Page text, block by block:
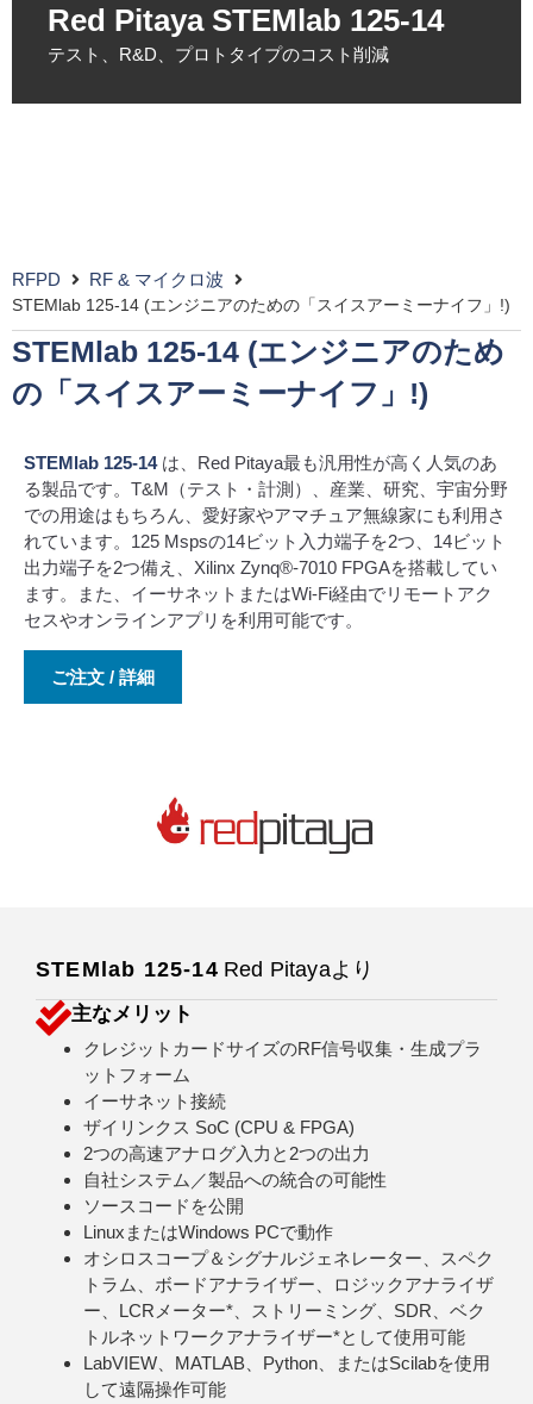
Red Pitaya STEMlab 125-14
テスト、R&D、プロトタイプのコスト削減
RFPD RF & マイクロ波
STEMlab 125-14 (エンジニアのための「スイスアーミーナイフ」!)
STEMlab 125-14 (エンジニアのため
の「スイスアーミーナイフ」!)
STEMlab 125-14は、Red Pitaya最も汎用性が高く人気のあ
る製品です。T&M（テスト・計測）、産業、研究、宇宙分野
での用途はもちろん、愛好家やアマチュア無線家にも利用さ
れています。125 Mspsの14ビット入力端子を2つ、14ビット
出力端子を2つ備え、Xilinx Zynq®-7010 FPGAを搭載してい
ます。また、イーサネットまたはWi-Fi経由でリモートアク
セスやオンラインアプリを利用可能です。
ご注文 / 詳細
STEMlab 125-14 Red Pitayaより
主なメリット
クレジットカードサイズのRF信号収集・生成プラ
ットフォーム
イーサネット接続
ザイリンクス SoC (CPU & FPGA)
2つの高速アナログ入力と2つの出力
自社システム／製品への統合の可能性
ソースコードを公開
LinuxまたはWindows PCで動作
オシロスコープ＆シグナルジェネレーター、スペク
トラム、ボードアナライザー、ロジックアナライザ
ー、LCRメーター*、ストリーミング、SDR、ベク
トルネットワークアナライザー*として使用可能
LabVIEW、MATLAB、Python、またはScilabを使用
して遠隔操作可能